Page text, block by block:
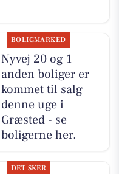
BOLIGMARKED
Nyvej 20 og 1
anden boliger er
kommet til salg
denne uge i
Græsted - se
boligerne her.
DET SKER